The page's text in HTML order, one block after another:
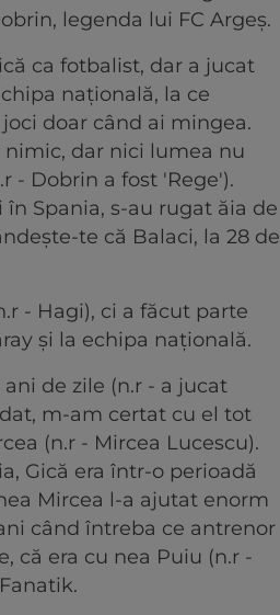
legenda lui FC Argeș.
ca fotbalist, dar a jucat
națională, la ce
doar când ai mingea.
nimic, dar nici lumea nu
- Dobrin a fost 'Rege').
Spania, s-au rugat ăia de
te că Balaci, la 28 de
- Hagi), ci a făcut parte
și la echipa națională.
de zile (n.r - a jucat
m-am certat cu el tot
(n.r - Mircea Lucescu).
Gică era într-o perioadă
Mircea l-a ajutat enorm
când întreba ce antrenor
că era cu nea Puiu (n.r -